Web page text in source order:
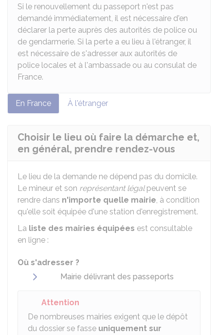
Si le renouvellement du passeport n'est pas
demandé immédiatement, il est nécessaire d'en
déclarer la perte auprès des autorités de police ou
de gendarmerie. Si la perte a eu lieu à l'étranger, il
est nécessaire de s'adresser aux autorités de
police locales et à l'ambassade ou au consulat de
France.
En France À l'étranger
Choisir le lieu où faire la démarche et,
en général, prendre rendez-vous
Le lieu de la demande ne dépend pas du domicile.
Le mineur et son représentant légalpeuvent se
rendre dans n'importe quelle mairie, à condition
qu'elle soit équipée d'une station d'enregistrement.
La liste des mairies équipées est consultable
en ligne :
Où s'adresser ?
Mairie délivrant des passeports
Attention
De nombreuses mairies exigent que le dépôt
du dossier se fasse uniquement sur